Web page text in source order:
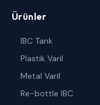
Ürünler
IBC Tank
Plastik Varil
Metal Varil
Re-bottle IBC